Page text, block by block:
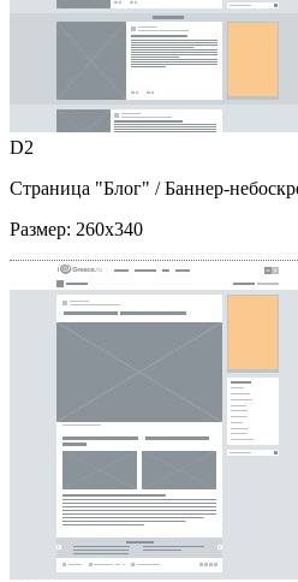
D2
Страница "Блог" / Баннер-
Размер: 260x340